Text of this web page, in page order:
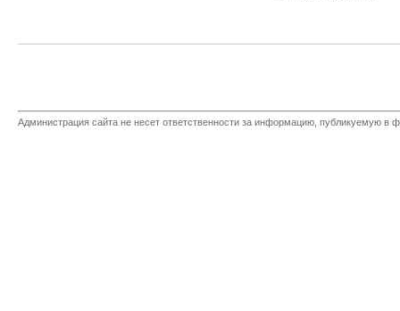
Администрация сайта не несет ответственности за информацию, публикуемую